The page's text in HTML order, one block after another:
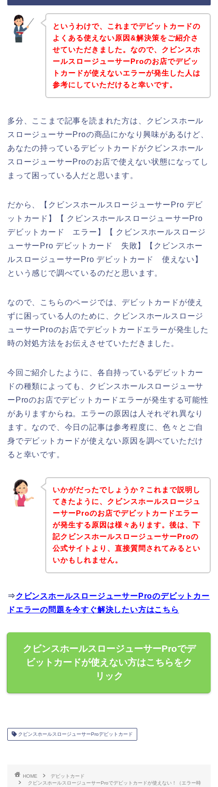
というわけで、これまでデビットカードの
よくある使えない原因&解決策をご紹介さ
せていただきました。なので、クビンスホ
ールスロージューサーProのお店でデビッ
トカードが使えないエラーが発生した人は
参考にしていただけると幸いです。
多分、ここまで記事を読まれた方は、クビンスホール
スロージューサーProの商品にかなり興味があるけど、
あなたの持っているデビットカードがクビンスホール
スロージューサーProのお店で使えない状態になってし
まって困っている人だと思います。
だから、【クビンスホールスロージューサーPro デビ
ットカード】【 クビンスホールスロージューサーPro
デビットカード エラー】【 クビンスホールスロージ
ューサーPro デビットカード 失敗】【クビンスホー
ルスロージューサーPro デビットカード 使えない】
という感じで調べているのだと思います。
なので、こちらのページでは、デビットカードが使え
ずに困っている人のために、クビンスホールスロージ
ューサーProのお店でデビットカードエラーが発生した
時の対処方法をお伝えさせていただきました。
今回ご紹介したように、各自持っているデビットカー
ドの種類によっても、クビンスホールスロージューサ
ーProのお店でデビットカードエラーが発生する可能性
がありますからね。エラーの原因は人それぞれ異なり
ます。なので、今日の記事は参考程度に、色々とご自
身でデビットカードが使えない原因を調べていただけ
ると幸いです。
いかがだったでしょうか？これまで説明し
てきたように、クビンスホールスロージュ
ーサーProのお店でデビットカードエラー
が発生する原因は様々あります。後は、下
記クビンスホールスロージューサーProの
公式サイトより、直接質問されてみるとい
いかもしれません。
⇒クビンスホールスロージューサーProのデビットカー
ドエラーの問題を今すぐ解決したい方はこちら
クビンスホールスロージューサーProでデ
ビットカードが使えない方はこちらをク
リック
クビンスホールスロージューサーProデビットカード
HOME
デビットカード
クビンスホールスロージューサーProでデビットカードが使えない！（エラー時